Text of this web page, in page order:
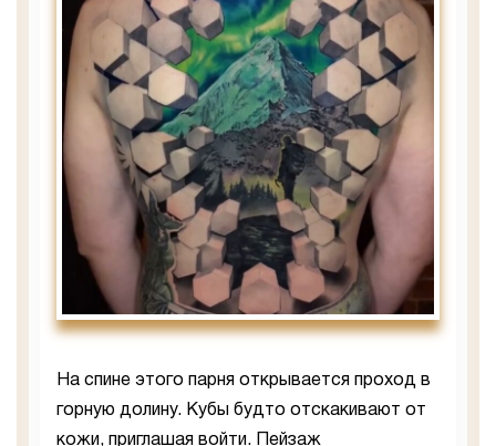
На спине этого парня открывается проход в
горную долину. Кубы будто отскакивают от
кожи, приглашая войти. Пейзаж